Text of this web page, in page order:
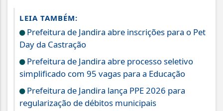
LEIA TAMBÉM:
Prefeitura de Jandira abre inscrições para o Pet
Day da Castração
Prefeitura de Jandira abre processo seletivo
simplificado com 95 vagas para a Educação
Prefeitura de Jandira lança PPE 2026 para
regularização de débitos municipais